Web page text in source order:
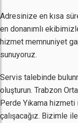
Adresinize en kısa
en donanımlı
hizmet memnuniyet
sunuyoruz.
Servis talebinde
oluşturun. Trabzon
Perde Yıkama
çalışacağız. Bizimle